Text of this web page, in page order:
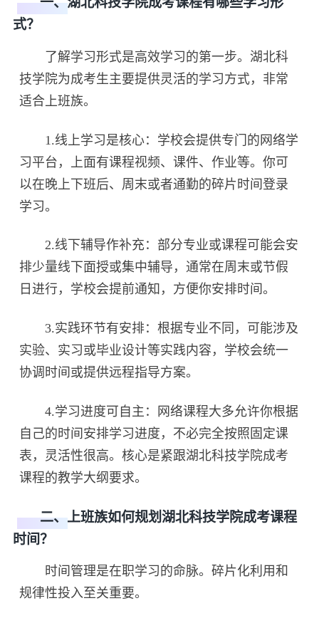
式？
了解学习形式是高效学习的第一步。湖北科
技学院为成考生主要提供灵活的学习方式，非常
适合上班族。
1.线上学习是核心：学校会提供专门的网络学
习平台，上面有课程视频、课件、作业等。你可
以在晚上下班后、周末或者通勤的碎片时间登录
学习。
2.线下辅导作补充：部分专业或课程可能会安
排少量线下面授或集中辅导，通常在周末或节假
日进行，学校会提前通知，方便你安排时间。
3.实践环节有安排：根据专业不同，可能涉及
实验、实习或毕业设计等实践内容，学校会统一
协调时间或提供远程指导方案。
4.学习进度可自主：网络课程大多允许你根据
自己的时间安排学习进度，不必完全按照固定课
表，灵活性很高。核心是紧跟湖北科技学院成考
课程的教学大纲要求。
二、上班族如何规划湖北科技学院成考课程
时间？
时间管理是在职学习的命脉。碎片化利用和
规律性投入至关重要。